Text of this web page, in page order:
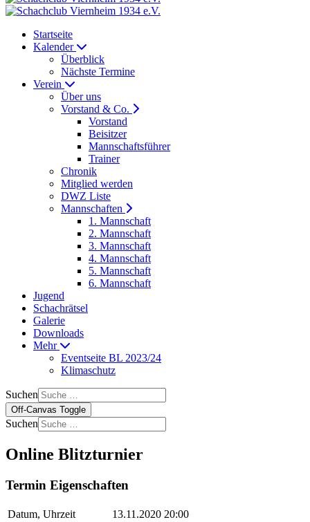
Startseite
Kalender
Überblick
Nächste Termine
Verein
Über uns
Vorstand & Co.
Vorstand
Beisitzer
Mannschaftsführer
Trainer
Chronik
Mitglied werden
DWZ Liste
Mannschaften
1. Mannschaft
2. Mannschaft
3. Mannschaft
4. Mannschaft
5. Mannschaft
6. Mannschaft
Jugend
Schachrätsel
Galerie
Downloads
Mehr
Eventseite BL 2023/24
Klimaschutz
Suchen
Off-Canvas Toggle
Suchen
Online Blitzturnier
Termin Eigenschaften
Datum, Uhrzeit
13.11.2020 20:00